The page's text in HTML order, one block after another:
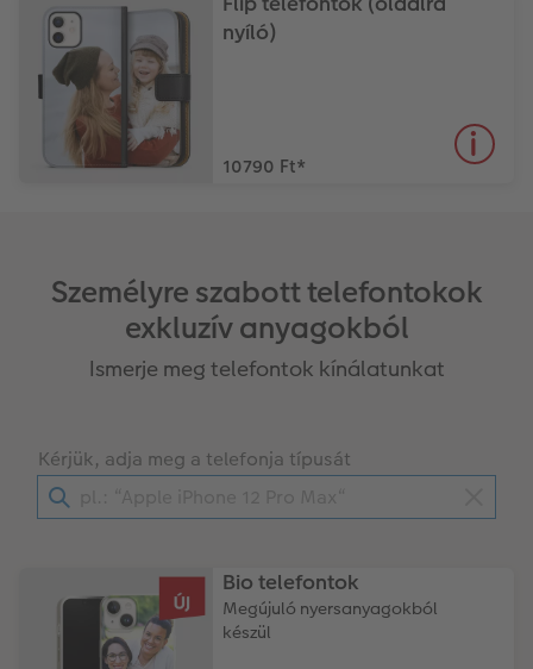
nyíló)
10790 Ft*
Személyre szabott telefontokok
exkluzív anyagokból
Ismerje meg telefontok kínálatunkat
Kérjük, adja meg a telefonja típusát
Bio telefontok
Megújuló nyersanyagokból
készül